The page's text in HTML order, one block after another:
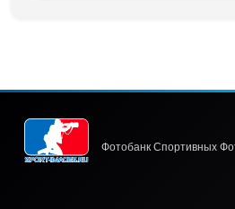
Фотобанк Спортивных